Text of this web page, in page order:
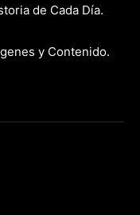
de Cada Día.
y Contenido.